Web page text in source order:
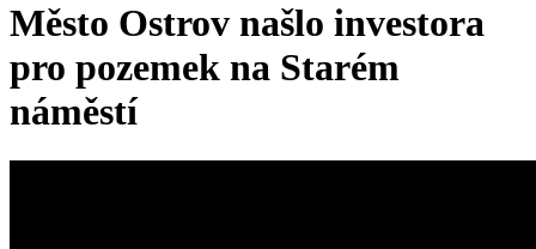
Město Ostrov našlo investora
pro pozemek na Starém
náměstí